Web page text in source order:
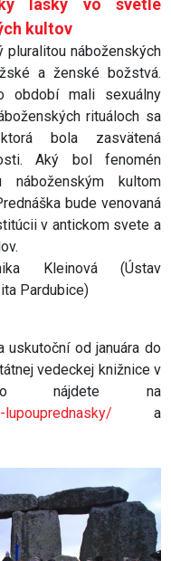
kultov
pluralitou náboženských
a ženské božstvá.
období mali sexuálny
rituáloch sa
bola zasvätená
Aký bol fenomén
kultom
bude venovaná
v antickom svete a
Kleinová (Ústav
Pardubice)
uskutoční od januára do
vedeckej knižnice v
nájdete na
a